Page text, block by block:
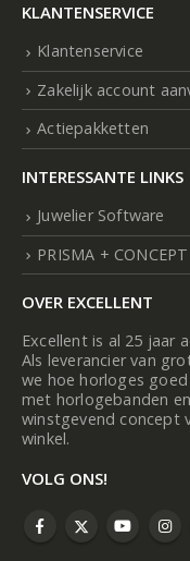
KLANTENSERVICE
Klantenservice
Zakelijk account
Actiepakketten
INTERESSANTE LINKS
Juwelier Software
PRISMA + CONCEPT
OVER EXCELLENT
Excellent is al 25 jaar
Als leverancier van
we hoe horloges
met horlogebanden
winstgevend concept
winkel.
VOLG ONS!